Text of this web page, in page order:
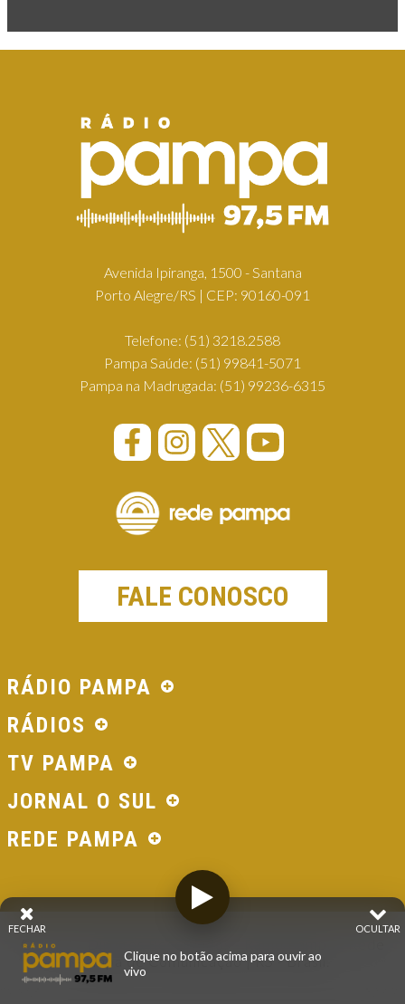
Avenida Ipiranga, 1500 - Santana
Porto Alegre/RS | CEP: 90160-091
Telefone: (51) 3218.2588
Pampa Saúde: (51) 99841-5071
Pampa na Madrugada: (51) 99236-6315
FALE CONOSCO
RÁDIO PAMPA
RÁDIOS
TV PAMPA
JORNAL O SUL
REDE PAMPA
© 2026 - Direitos Reservados - Rádio Pampa - Rede
Pampa de Comunicação | RS - Brasil.
OCULTAR
FECHAR
Clique no botão acima para ouvir ao
vivo